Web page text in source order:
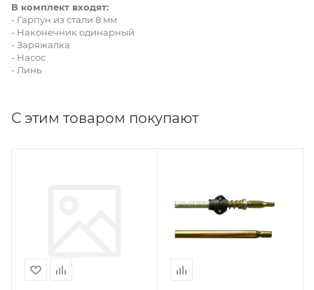
В комплект входят:
- Гарпун из стали 8 мм
- Наконечник одинарный
- Заряжалка
- Насос
- Линь
С этим товаром покупают